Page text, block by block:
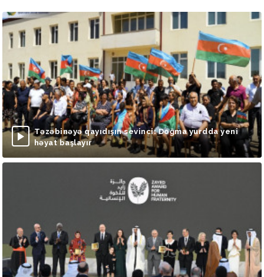
Təzəbinəyə qayıdışın sevinci: Doğma yurdda yeni
həyat başlayır